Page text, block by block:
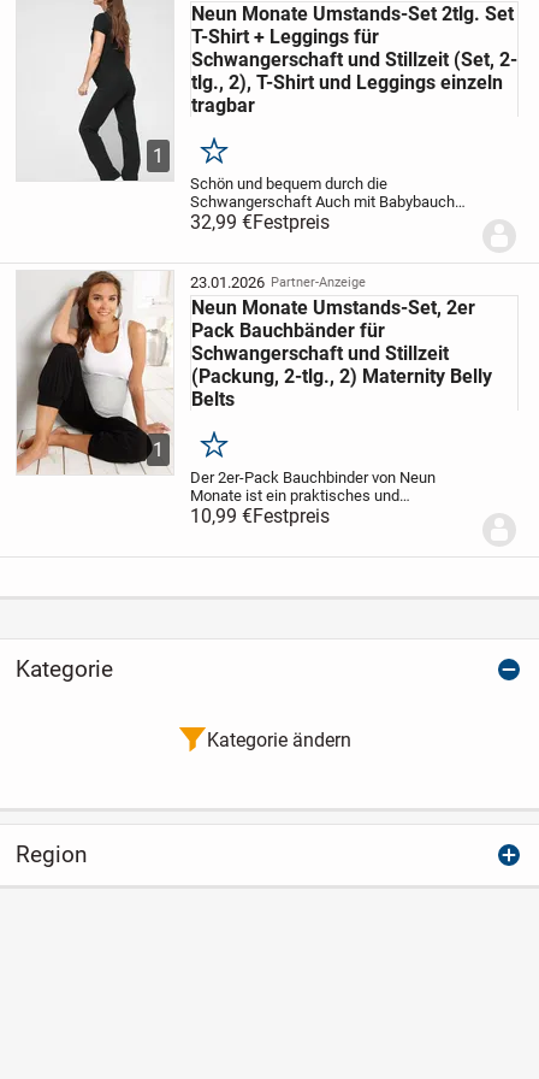
1
Neun Monate Umstands-Set 2tlg. Set
T-Shirt + Leggings für
Schwangerschaft und Stillzeit (Set, 2-
tlg., 2), T-Shirt und Leggings einzeln
tragbar
Merken
Schön und bequem durch die
Schwangerschaft Auch mit Babybauch
musst du nicht auf schöne Outfits
verzichten: Mit diesem Set »2tlg. Set T-
und Stillzeit« von Neun...
32,99 €Festpreis
1
23.01.2026 Partner-Anzeige
Neun Monate Umstands-Set, 2er
Pack Bauchbänder für
Schwangerschaft und Stillzeit
(Packung, 2-tlg., 2) Maternity Belly
Belts
Merken
Der 2er-Pack Bauchbinder von Neun
Monate ist ein praktisches und
vielseitiges Accessoire für werdende und
frischgebackene Mütter. Diese Binder
10,99 €Festpreis
Kategorie
Kategorie ändern
Region